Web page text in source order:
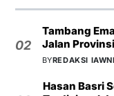
02
Tambang
Jalan Provinsi
BYREDAKSI
Hasan Basri